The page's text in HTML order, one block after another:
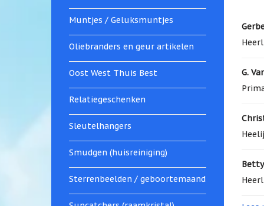
Muntjes / Geluksmuntjes
Oliebranders en geur artikelen
Oost West Thuis Best
Relatiegeschenken
Sleutelhangers
Smudgen (huisreiniging)
Sterrenbeelden / geboortemaand
G.